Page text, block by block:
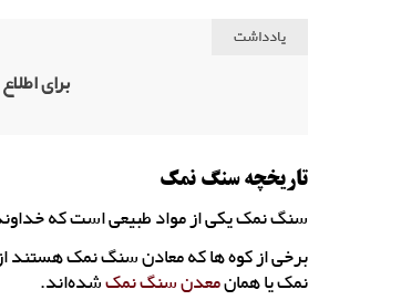
یادداشت
برای
تاریخچه سنگ نمک
سنگ نمک یکی از مواد طبیعی است که
برخی از کوه ها که معادن سنگ نمک هستند
نمک یا همانمعدن سنگ نمکشده‌اند.